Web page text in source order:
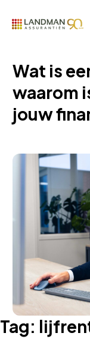
Wat is
waarom
jouw
Tag: